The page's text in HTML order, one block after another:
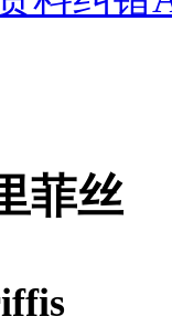
菲丝